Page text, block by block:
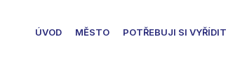
ÚVOD MĚSTO POTŘEBUJI SI VYŘÍDIT